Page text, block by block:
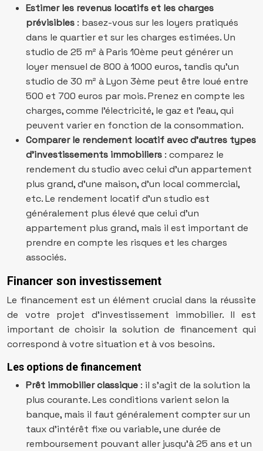
Estimer les revenus locatifs et les charges
prévisibles : basez-vous sur les loyers pratiqués
dans le quartier et sur les charges estimées. Un
studio de 25 m² à Paris 10ème peut générer un
loyer mensuel de 800 à 1000 euros, tandis qu’un
studio de 30 m² à Lyon 3ème peut être loué entre
500 et 700 euros par mois. Prenez en compte les
charges, comme l’électricité, le gaz et l’eau, qui
peuvent varier en fonction de la consommation.
Comparer le rendement locatif avec d’autres types
d’investissements immobiliers : comparez le
rendement du studio avec celui d’un appartement
plus grand, d’une maison, d’un local commercial,
etc. Le rendement locatif d’un studio est
généralement plus élevé que celui d’un
appartement plus grand, mais il est important de
prendre en compte les risques et les charges
associés.
Financer son investissement
Le financement est un élément crucial dans la réussite
de votre projet d’investissement immobilier. Il est
important de choisir la solution de financement qui
correspond à votre situation et à vos besoins.
Les options de financement
Prêt immobilier classique : il s’agit de la solution la
plus courante. Les conditions varient selon la
banque, mais il faut généralement compter sur un
taux d’intérêt fixe ou variable, une durée de
remboursement pouvant aller jusqu’à 25 ans et un